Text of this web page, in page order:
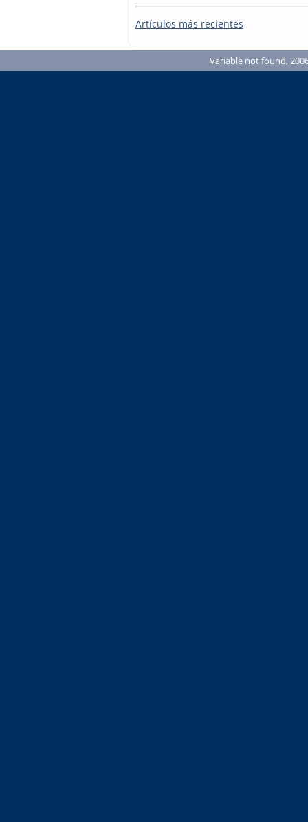
Artículos más recientes
Variable not found,